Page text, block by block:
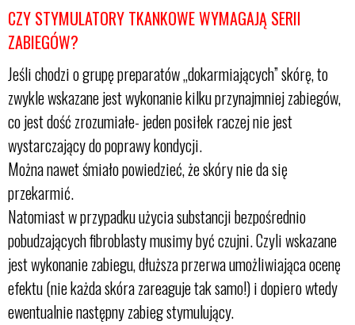
CZY STYMULATORY TKANKOWEWYMAGAJĄ SERII
ZABIEGÓW?
Jeśli chodzi o grupę preparatów „dokarmiających” skórę, to
zwykle wskazane jest wykonanie kilku przynajmniej zabiegów,
co jest dość zrozumiałe- jeden posiłek raczej nie jest
wystarczający do poprawy kondycji.
Można nawet śmiało powiedzieć, że skóry nie da się
przekarmić.
Natomiast w przypadku użycia substancji bezpośrednio
pobudzających fibroblasty musimy być czujni. Czyli wskazane
jest wykonanie zabiegu, dłuższa przerwa umożliwiająca ocenę
efektu (nie każda skóra zareaguje tak samo!) i dopiero wtedy
ewentualnie następny zabieg stymulujący.